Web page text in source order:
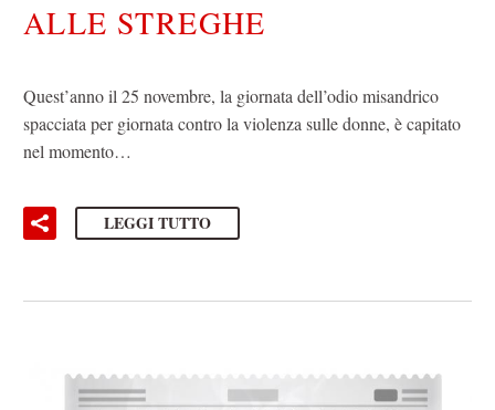
ALLE STREGHE
Quest’anno il 25 novembre, la giornata dell’odio misandrico
spacciata per giornata contro la violenza sulle donne, è capitato
nel momento…
LEGGI TUTTO